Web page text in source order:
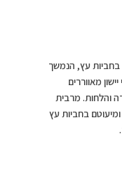
בחביות עץ, הנמשך
יישון מאווררים
והלחות. מרבית
ומיעוטם בחביות עץ